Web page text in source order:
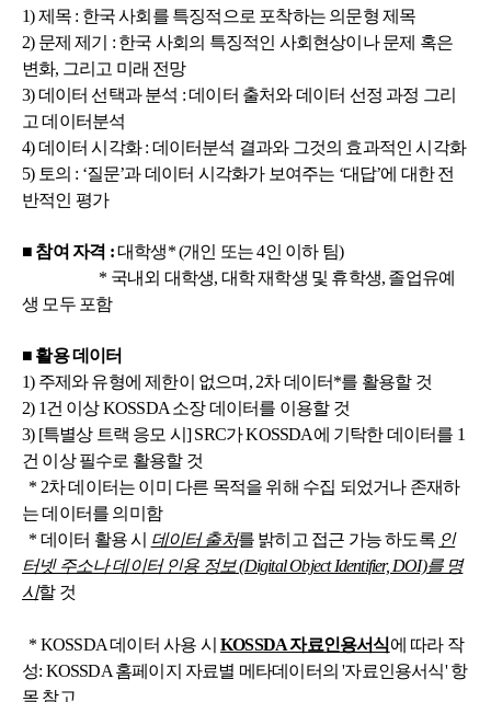
1) 제목 : 한국 사회를 특징적으로 포착하는 의문형 제목
2) 문제 제기 : 한국 사회의 특징적인 사회현상이나 문제 혹은
변화, 그리고 미래 전망
3) 데이터 선택과 분석 : 데이터 출처와 데이터 선정 과정 그리
고 데이터분석
4) 데이터 시각화 : 데이터분석 결과와 그것의 효과적인 시각화
5) 토의 : ‘질문’과 데이터 시각화가 보여주는 ‘대답’에 대한 전
반적인 평가
■ 참여 자격 :대학생* (개인 또는 4인 이하 팀)
* 국내외 대학생, 대학 재학생 및 휴학생, 졸업유예
생 모두 포함
■ 활용 데이터
1) 주제와 유형에 제한이 없으며, 2차 데이터*를 활용할 것
2) 1건 이상 KOSSDA 소장 데이터를 이용할 것
3) [특별상 트랙 응모 시] SRC가 KOSSDA에 기탁한 데이터를 1
건 이상 필수로 활용할 것
* 2차 데이터는 이미 다른 목적을 위해 수집 되었거나 존재하
는 데이터를 의미함
* 데이터 활용 시 데이터 출처를 밝히고 접근 가능 하도록 인
터넷 주소나 데이터 인용 정보 (Digital Object Identifier, DOI)를 명
시할 것
* KOSSDA 데이터 사용 시 KOSSDA 자료인용서식에 따라 작
성: KOSSDA 홈페이지 자료별 메타데이터의 '자료인용서식' 항
목 참고